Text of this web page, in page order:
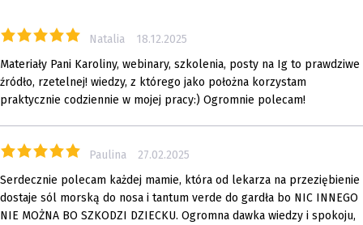
Natalia
18.12.2025
Materiały Pani Karoliny, webinary, szkolenia, posty na Ig to prawdziwe
źródło, rzetelnej! wiedzy, z którego jako położna korzystam
praktycznie codziennie w mojej pracy:) Ogromnie polecam!
Paulina
27.02.2025
Serdecznie polecam każdej mamie, która od lekarza na przeziębienie
dostaje sól morską do nosa i tantum verde do gardła bo NIC INNEGO
NIE MOŻNA BO SZKODZI DZIECKU. Ogromna dawka wiedzy i spokoju,